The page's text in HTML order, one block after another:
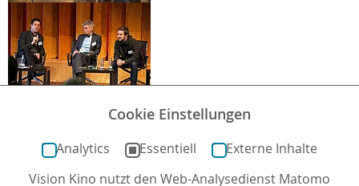
Cookie Einstellungen
Analytics Essentiell
Externe Inhalte
Vision Kino nutzt den Web-Analysedienst Matomo